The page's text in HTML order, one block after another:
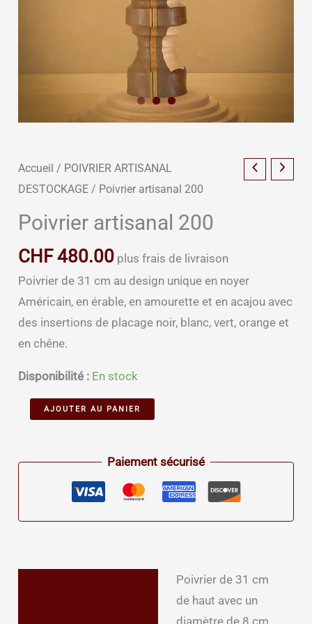
Accueil / POIVRIER ARTISANAL
DESTOCKAGE / Poivrier artisanal 200
Poivrier artisanal 200
CHF480.00 plus frais de livraison
Poivrier de 31 cm au design unique en noyer
Américain, en érable, en amourette et en acajou avec
des insertions de placage noir, blanc, vert, orange et
en chêne.
Disponibilité : En stock
quantitéAJOUTER AU PANIER
Paiement sécurisé
Poivrier de 31 cm
de haut avec un
diamètre de 8 cm